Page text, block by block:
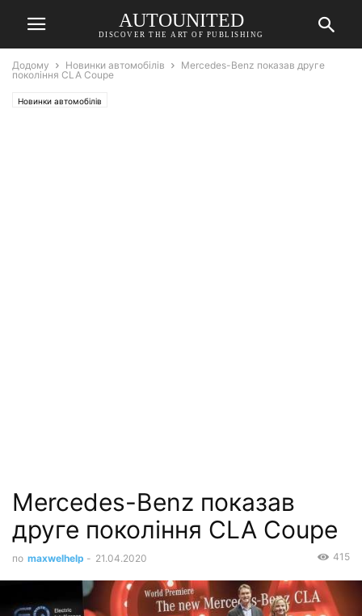
AUTOUNITED
DISCOVER THE ART OF PUBLISHING
Додому Новинки автомобілів
Mercedes-Benz показав друге
покоління CLA Coupe
Новинки автомобілів
Mercedes-Benz показав
друге покоління CLA Coupe
по maxwelhelp - 21.04.2020 415